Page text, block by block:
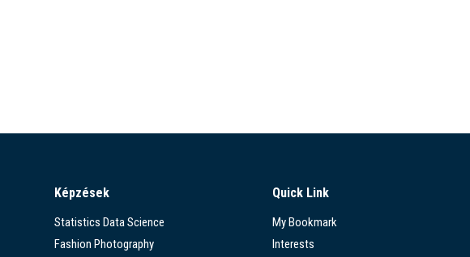
Képzések
Statistics Data Science
Fashion Photography
Quick Link
My Bookmark
Interests